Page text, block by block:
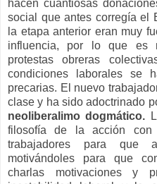
hacen cuantiosas
social que antes corregía el
la etapa anterior eran muy
influencia, por lo que es
protestas obreras
condiciones laborales se
precarias. El nuevo
clase y ha sido adoctrinado
neoliberalimo dogmático.
filosofía de la acción
trabajadores para que
motivándoles para que
charlas motivaciones y